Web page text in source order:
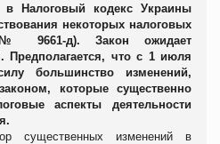
Налоговый кодекс Украины
некоторых налоговых
№ 9661-д). Закон ожидает
Предполагается, что с 1 июля
большинство изменений,
которые существенно
аспекты деятельности
существенных изменений в